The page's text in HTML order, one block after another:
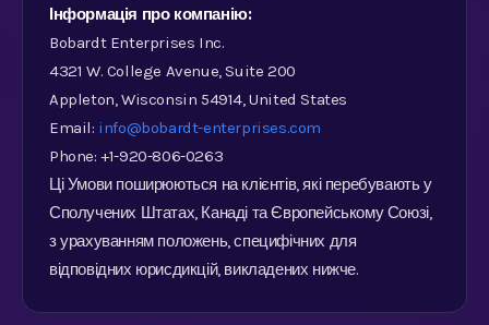
Інформація про компанію:
Bobardt Enterprises Inc.
4321 W. College Avenue, Suite 200
Appleton, Wisconsin 54914, United States
Email: info@bobardt-enterprises.com
Phone: +1-920-806-0263
Ці Умови поширюються на клієнтів, які перебувають у
Сполучених Штатах, Канаді та Європейському Союзі,
з урахуванням положень, специфічних для
відповідних юрисдикцій, викладених нижче.